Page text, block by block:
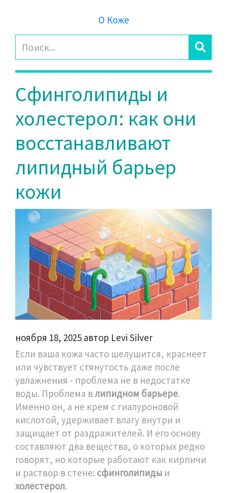
О Коже
Сфинголипиды и
холестерол: как они
восстанавливают
липидный барьер
кожи
ноября 18, 2025 автор Levi Silver
Если ваша кожа часто шелушится, краснеет
или чувствует стянутость даже после
увлажнения - проблема не в недостатке
воды. Проблема влипидном барьере.
Именно он, а не крем с гиалуроновой
кислотой, удерживает влагу внутри и
защищает от раздражителей. И его основу
составляют два вещества, о которых редко
говорят, но которые работают как кирпичи
и раствор в стене: сфинголипиды и
холестерол.